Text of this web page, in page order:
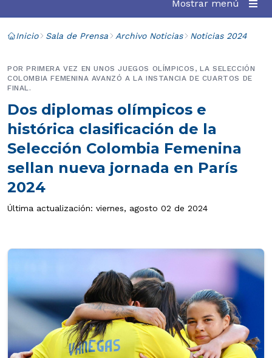
Mostrar menú
Inicio Sala de Prensa Archivo Noticias Noticias 2024
Dos diplomas olímpicos e
histórica clasificación de la
Selección Colombia Femenina
sellan nueva jornada en París
2024
POR PRIMERA VEZ EN UNOS JUEGOS OLÍMPICOS, LA SELECCIÓN
COLOMBIA FEMENINA AVANZÓ A LA INSTANCIA DE CUARTOS DE
FINAL.
Última actualización: viernes, agosto 02 de 2024